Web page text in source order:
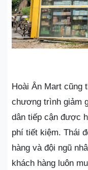
Hoài Ân Mart cũng
chương trình giảm
dân tiếp cận được
phí tiết kiệm. Thái
hàng và đội ngũ
khách hàng luôn